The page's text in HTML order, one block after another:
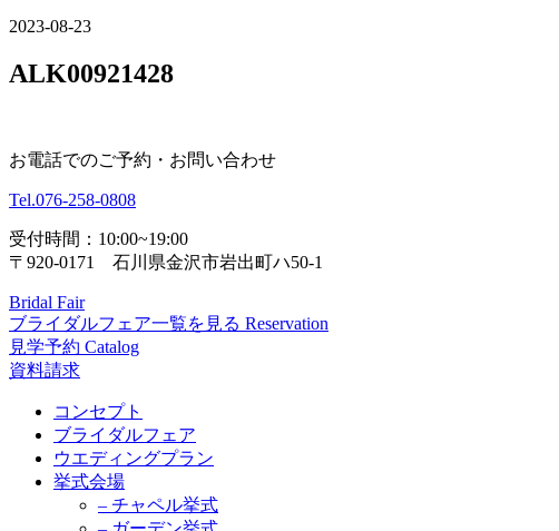
2023-08-23
ALK00921428
お電話でのご予約・お問い合わせ
Tel.076-258-0808
受付時間：10:00~19:00
〒920-0171 石川県金沢市岩出町ハ50-1
Bridal Fair
ブライダルフェア一覧を見る Reservation
見学予約 Catalog
資料請求
コンセプト
ブライダルフェア
ウエディングプラン
挙式会場
– チャペル挙式